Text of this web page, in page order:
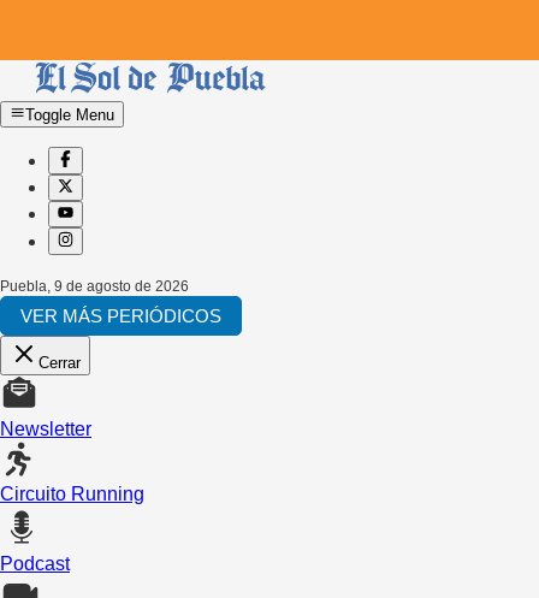
Toggle Menu
Puebla 9 de agosto de 2026
VER MÁS PERIÓDICOS
Cerrar
Newsletter
Circuito Running
Podcast